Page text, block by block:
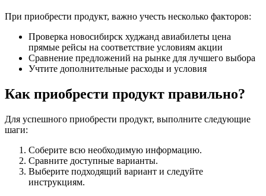
При приобрести продукт, важно учесть несколько факторов:
Проверка новосибирск худжанд авиабилеты цена
прямые рейсы на соответствие условиям акции
Сравнение предложений на рынке для лучшего выбора
Учтите дополнительные расходы и условия
Как приобрести продукт правильно?
Для успешного приобрести продукт, выполните следующие
шаги:
Соберите всю необходимую информацию.
Сравните доступные варианты.
Выберите подходящий вариант и следуйте
инструкциям.